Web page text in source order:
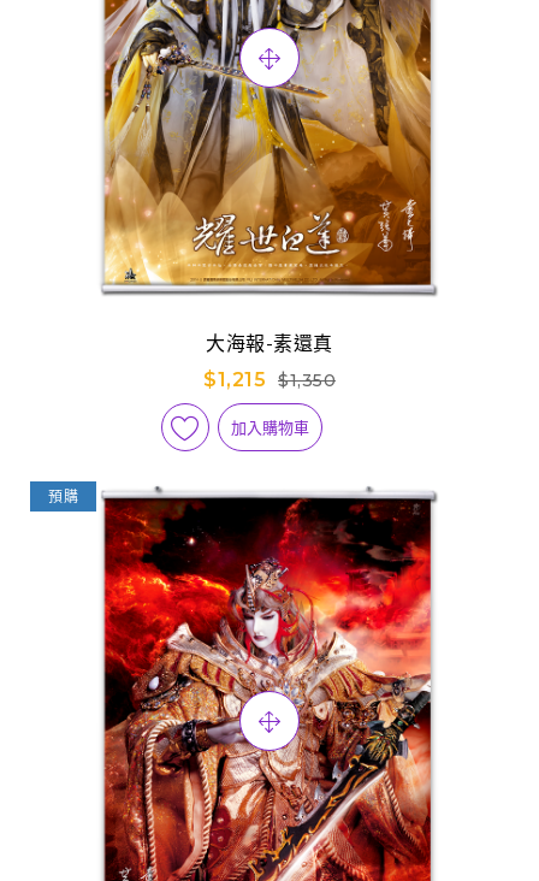
大海報-素還真
$1,215
$1,350
加入購物車
預購